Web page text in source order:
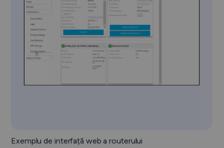
Exemplu de interfață web a routerului